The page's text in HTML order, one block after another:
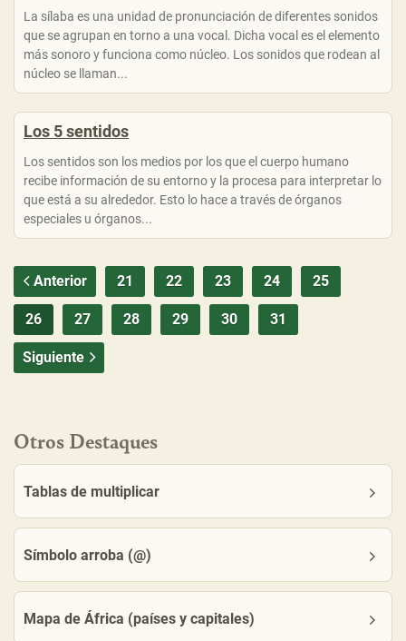
La sílaba es una unidad de pronunciación de diferentes sonidos
que se agrupan en torno a una vocal. Dicha vocal es el elemento
más sonoro y funciona como núcleo. Los sonidos que rodean al
núcleo se llaman...
Los 5 sentidos
Los sentidos son los medios por los que el cuerpo humano
recibe información de su entorno y la procesa para interpretar lo
que está a su alrededor. Esto lo hace a través de órganos
especiales u órganos...
Anterior 21 22 23 24 25
26 27 28 29 30 31
Siguiente
Otros Destaques
Tablas de multiplicar
Símbolo arroba (@)
Mapa de África (países y capitales)